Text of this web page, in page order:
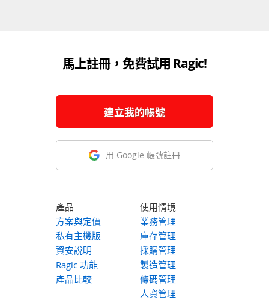
馬上註冊，免費試用 Ragic!
建立我的帳號
用 Google 帳號註冊
產品
方案與定價
私有主機版
資安說明
Ragic 功能
產品比較
使用情境
業務管理
庫存管理
採購管理
製造管理
條碼管理
人資管理